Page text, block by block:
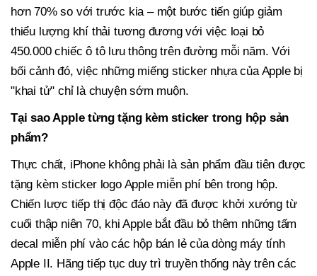
hơn 70% so với trước kia – một bước tiến giúp giảm
thiểu lượng khí thải tương đương với việc loại bỏ
450.000 chiếc ô tô lưu thông trên đường mỗi năm. Với
bối cảnh đó, việc những miếng sticker nhựa của Apple bị
"khai tử" chỉ là chuyện sớm muộn.
Tại sao Apple từng tặng kèm sticker trong hộp sản
phẩm?
Thực chất, iPhone không phải là sản phẩm đầu tiên được
tặng kèm sticker logo Apple miễn phí bên trong hộp.
Chiến lược tiếp thị độc đáo này đã được khởi xướng từ
cuối thập niên 70, khi Apple bắt đầu bỏ thêm những tấm
decal miễn phí vào các hộp bán lẻ của dòng máy tính
Apple II. Hãng tiếp tục duy trì truyền thống này trên các